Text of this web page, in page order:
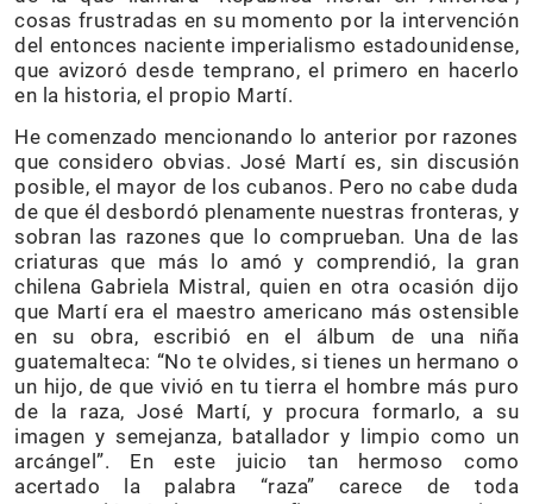
cosas frustradas en su momento por la intervención
del entonces naciente imperialismo estadounidense,
que avizoró desde temprano, el primero en hacerlo
en la historia, el propio Martí.
He comenzado mencionando lo anterior por razones
que considero obvias. José Martí es, sin discusión
posible, el mayor de los cubanos. Pero no cabe duda
de que él desbordó plenamente nuestras fronteras, y
sobran las razones que lo comprueban. Una de las
criaturas que más lo amó y comprendió, la gran
chilena Gabriela Mistral, quien en otra ocasión dijo
que Martí era el maestro americano más ostensible
en su obra, escribió en el álbum de una niña
guatemalteca: “No te olvides, si tienes un hermano o
un hijo, de que vivió en tu tierra el hombre más puro
de la raza, José Martí, y procura formarlo, a su
imagen y semejanza, batallador y limpio como un
arcángel”. En este juicio tan hermoso como
acertado la palabra “raza” carece de toda